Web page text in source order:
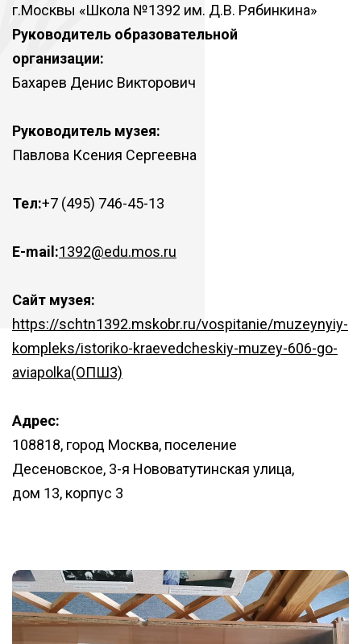
г.Москвы «Школа №1392 им. Д.В. Рябинкина»
Руководитель образовательной
организации:
Бахарев Денис Викторович
Руководитель музея:
Павлова Ксения Сергеевна
Тел:+7 (495) 746-45-13
E-mail:1392@edu.mos.ru
Сайт музея:
https://schtn1392.mskobr.ru/vospitanie/muzeynyiy-
kompleks/istoriko-kraevedcheskiy-muzey-606-go-
aviapolka(ОПШ3)
Адрес:
108818, город Москва, поселение
Десеновское, 3-я Нововатутинская улица,
дом 13, корпус 3